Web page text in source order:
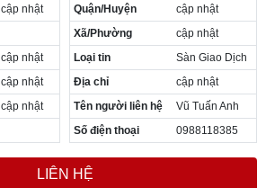
cập nhật
cập nhật
cập nhật
cập nhật
Quận/Huyện
cập nhật
Xã/Phường
cập nhật
Loại tin
Sàn Giao Dịch
Địa chỉ
cập nhật
Tên người liên hệ
Vũ Tuấn Anh
Số điện thoại
0988118385
LIÊN HỆ